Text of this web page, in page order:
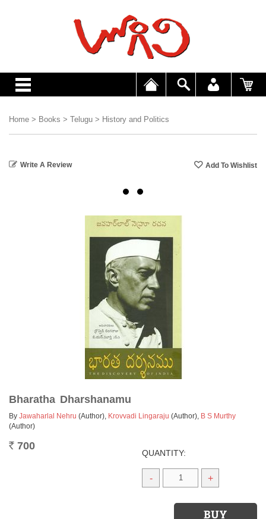
Home > Books > Telugu > History and Politics
Write A Review
Bharatha Dharshanamu
By Jawaharlal Nehru (Author), Krovvadi Lingaraju (Author), B S Murthy
(Author)
Rs. 700
QUANTITY:
- +